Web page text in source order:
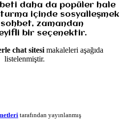
daha da popüler hale
içinde sosyalleşmek
zamandan
bir seçenektir.
chat sitesi makaleleri aşağıda
listelenmiştir.
tarafından yayınlanmış